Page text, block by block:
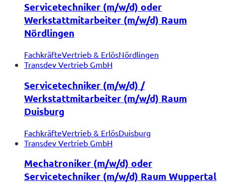
Servicetechniker (m/w/d) oder
Werkstattmitarbeiter (m/w/d) Raum
Nördlingen
FachkräfteVertrieb & ErlösNördlingen
Transdev Vertrieb GmbH
Servicetechniker (m/w/d) /
Werkstattmitarbeiter (m/w/d) Raum
Duisburg
FachkräfteVertrieb & ErlösDuisburg
Transdev Vertrieb GmbH
Mechatroniker (m/w/d) oder
Servicetechniker (m/w/d) Raum Wuppertal